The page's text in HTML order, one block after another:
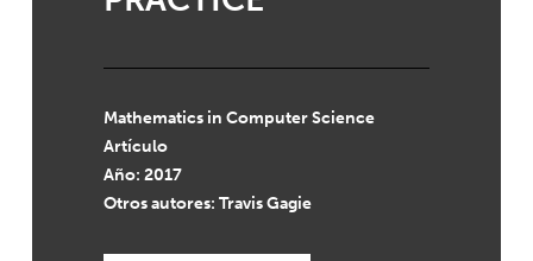
Mathematics in Computer Science
Artículo
Año: 2017
Otros autores: Travis Gagie